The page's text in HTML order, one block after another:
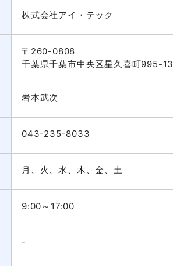
株式会社アイ・テック
〒260-0808
千葉県千葉市中央区星久喜町995-13
岩本武次
043-235-8033
月、火、水、木、金、土
9:00～17:00
-